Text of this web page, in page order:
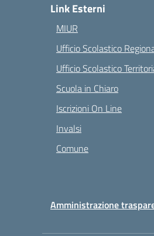
Link Esterni
MIUR
Ufficio Scolastico
Ufficio Scolastico
Scuola in Chiaro
Iscrizioni On Line
Invalsi
Comune
Amministrazione